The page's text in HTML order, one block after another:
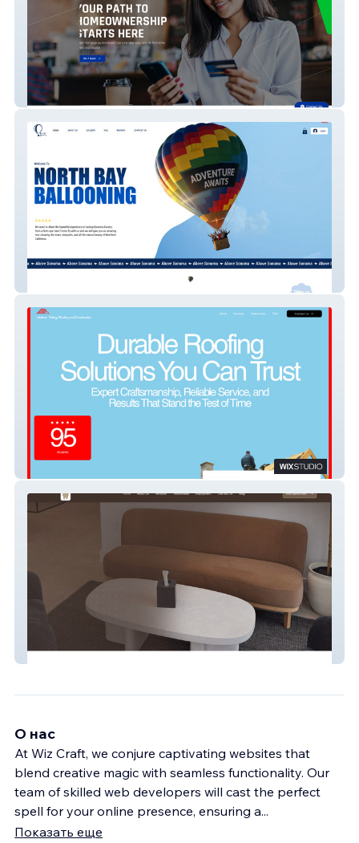
Phan Lending LLC
West 56th Dental | West Valley, Utah
О нас
At Wiz Craft, we conjure captivating websites that
blend creative magic with seamless functionality. Our
team of skilled web developers will cast the perfect
spell for your online presence, ensuring a...
Показать еще